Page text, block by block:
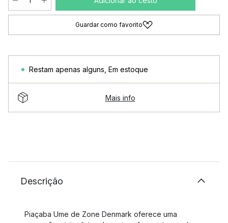
Guardar como favorito
Restam apenas alguns Em estoque
Mais info
Descrição
Piaçaba Ume de Zone Denmark oferece uma